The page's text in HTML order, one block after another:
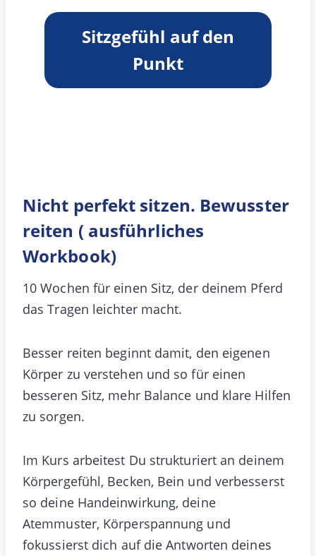
Sitzgefühl auf den
Punkt
Nicht perfekt sitzen. Bewusster
reiten ( ausführliches
Workbook)
10 Wochen für einen Sitz, der deinem Pferd
das Tragen leichter macht.
Besser reiten beginnt damit, den eigenen
Körper zu verstehen und so für einen
besseren Sitz, mehr Balance und klare Hilfen
zu sorgen.
Im Kurs arbeitest Du strukturiert an deinem
Körpergefühl, Becken, Bein und verbesserst
so deine Handeinwirkung, deine
Atemmuster, Körperspannung und
fokussierst dich auf die Antworten deines